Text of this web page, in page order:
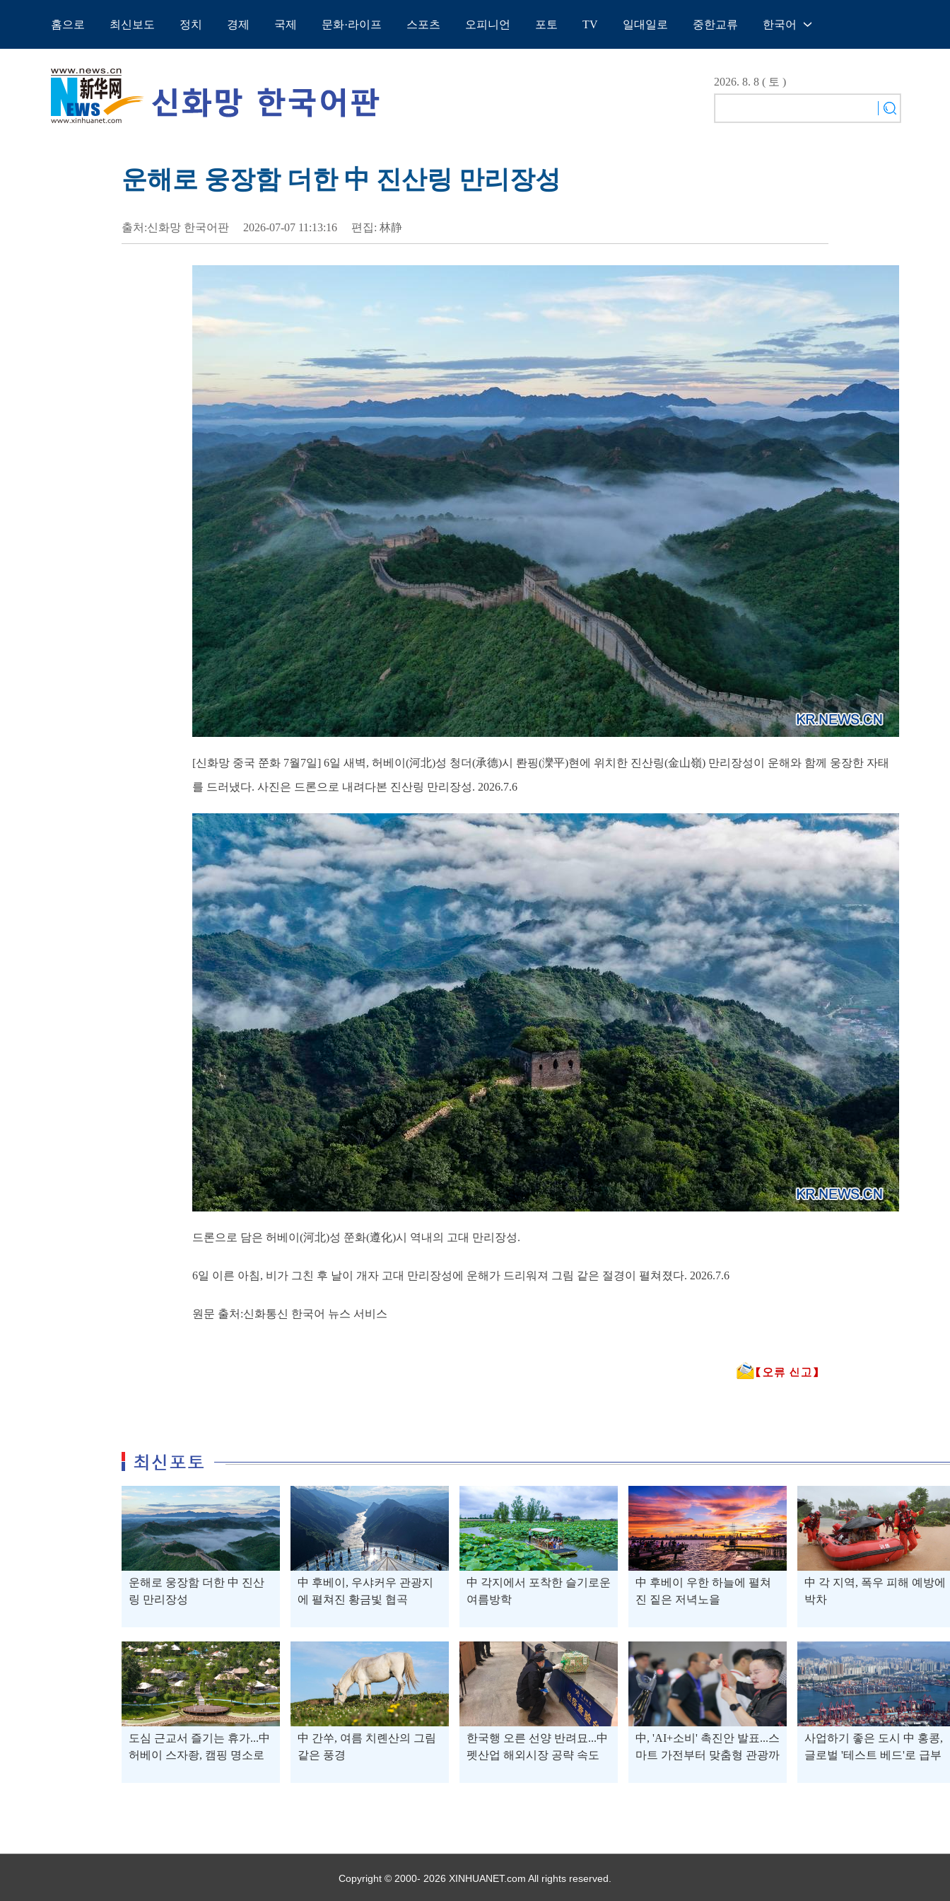
홈으로 최신보도 정치 경제 국제 문화·라이프 스포츠 오피니언 포토 TV 일대일로 중한교류 한국어
English
Español
2026. 8. 8 ( 토 )
운해로 웅장함 더한 中 진산링 만리장성
출처:신화망 한국어판 2026-07-07 11:13:16 편집: 林静
[신화망 중국 쭌화 7월7일] 6일 새벽, 허베이(河北)성 청더(承德)시 롼핑(灤平)현에 위치한 진산링(金山嶺) 만리장성이 운해와 함께 웅장한 자태
를 드러냈다. 사진은 드론으로 내려다본 진산링 만리장성. 2026.7.6
드론으로 담은 허베이(河北)성 쭌화(遵化)시 역내의 고대 만리장성.
6일 이른 아침, 비가 그친 후 날이 개자 고대 만리장성에 운해가 드리워져 그림 같은 절경이 펼쳐졌다. 2026.7.6
원문 출처:신화통신 한국어 뉴스 서비스
운해로 웅장함 더한 中 진산
링 만리장성
中 후베이, 우샤커우 관광지
에 펼쳐진 황금빛 협곡
中 각지에서 포착한 슬기로운
여름방학
中 후베이 우한 하늘에 펼쳐
진 짙은 저녁노을
中 각 지역, 폭우 피해 예방에
박차
도심 근교서 즐기는 휴가...中
허베이 스자좡, 캠핑 명소로
中 간쑤, 여름 치롄산의 그림
같은 풍경
한국행 오른 선양 반려묘...中
펫산업 해외시장 공략 속도
中, 'AI+소비' 촉진안 발표...스
마트 가전부터 맞춤형 관광까
사업하기 좋은 도시 中 홍콩,
글로벌 '테스트 베드'로 급부
Copyright © 2000- 2026 XINHUANET.com All rights reserved.